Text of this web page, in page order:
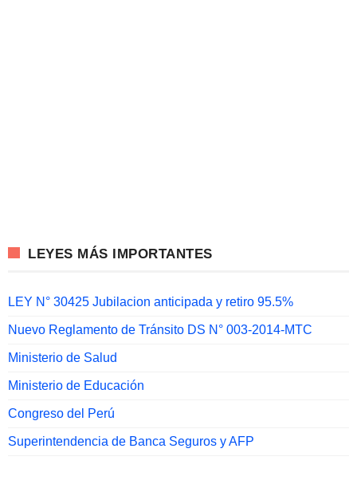
LEYES MÁS IMPORTANTES
LEY N° 30425 Jubilacion anticipada y retiro 95.5%
Nuevo Reglamento de Tránsito DS N° 003-2014-MTC
Ministerio de Salud
Ministerio de Educación
Congreso del Perú
Superintendencia de Banca Seguros y AFP